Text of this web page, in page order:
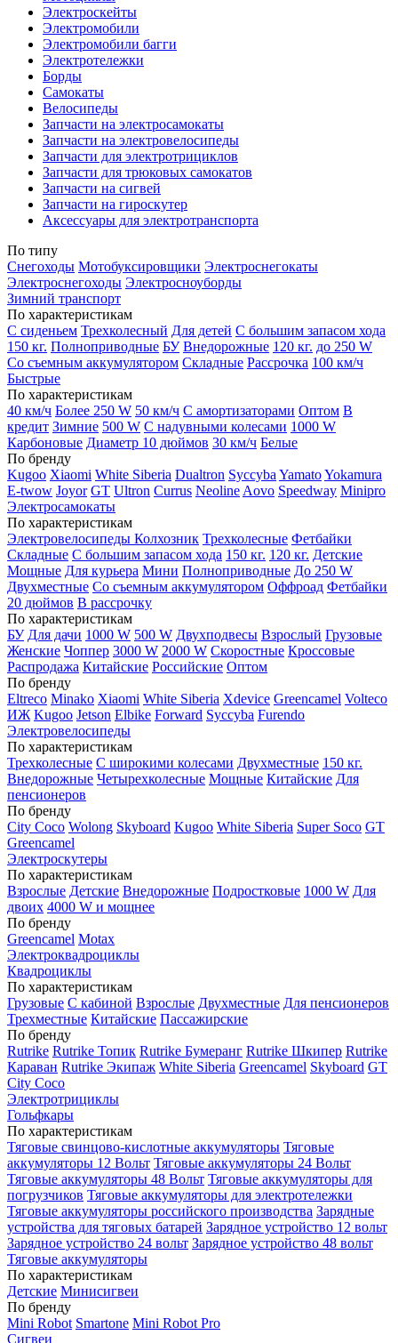
Электроскейты
Электромобили
Электромобили багги
Электротележки
Борды
Самокаты
Велосипеды
Запчасти на электросамокаты
Запчасти на электровелосипеды
Запчасти для электротрициклов
Запчасти для трюковых самокатов
Запчасти на сигвей
Запчасти на гироскутер
Аксессуары для электротранспорта
По типу
Снегоходы Мотобуксировщики Электроснегокаты
Электроснегоходы Электросноуборды
Зимний транспорт
По характеристикам
С сиденьем Трехколесный Для детей С большим запасом хода
150 кг. Полноприводные БУ Внедорожные 120 кг. до 250 W
Со съемным аккумулятором Складные Рассрочка 100 км/ч
Быстрые
По характеристикам
40 км/ч Более 250 W 50 км/ч С амортизаторами Оптом В
кредит Зимние 500 W С надувными колесами 1000 W
Карбоновые Диаметр 10 дюймов 30 км/ч Белые
По бренду
Kugoo Xiaomi White Siberia Dualtron Syccyba YamatoYokamura
E-twow Joyor GT Ultron Currus Neoline Aovo Speedway Minipro
Электросамокаты
По характеристикам
Электровелосипеды Колхозник Трехколесные Фетбайки
Складные С большим запасом хода 150 кг. 120 кг. Детские
Мощные Для курьера Мини Полноприводные До 250 W
Двухместные Со съемным аккумулятором Оффроад Фетбайки
20 дюймов В рассрочку
По характеристикам
БУ Для дачи 1000 W 500 W Двухподвесы Взрослый Грузовые
Женские Чоппер 3000 W 2000 W Скоростные Кроссовые
Распродажа Китайские Российские Оптом
По бренду
Eltreco Minako Xiaomi White Siberia Xdevice Greencamel Volteco
ИЖ Kugoo Jetson Elbike Forward Syccyba Furendo
Электровелосипеды
По характеристикам
Трехколесные С широкими колесами Двухместные 150 кг.
Внедорожные Четырехколесные Мощные Китайские Для
пенсионеров
По бренду
City Coco Wolong Skyboard Kugoo White Siberia Super Soco GT
Greencamel
Электроскутеры
По характеристикам
Взрослые Детские Внедорожные Подростковые 1000 W Для
двоих 4000 W и мощнее
По бренду
Greencamel Motax
Электроквадроциклы
Квадроциклы
По характеристикам
Грузовые С кабиной Взрослые Двухместные Для пенсионеров
Трехместные Китайские Пассажирские
По бренду
Rutrike Rutrike Топик Rutrike Бумеранг Rutrike Шкипер Rutrike
Караван Rutrike Экипаж White Siberia Greencamel Skyboard GT
City Coco
Электротрициклы
Гольфкары
По характеристикам
Тяговые свинцово-кислотные аккумуляторы Тяговые
аккумуляторы 12 Вольт Тяговые аккумуляторы 24 Вольт
Тяговые аккумуляторы 48 Вольт Тяговые аккумуляторы для
погрузчиков Тяговые аккумуляторы для электротележки
Тяговые аккумуляторы российского производства Зарядные
устройства для тяговых батарей Зарядное устройство 12 вольт
Зарядное устройство 24 вольт Зарядное устройство 48 вольт
Тяговые аккумуляторы
По характеристикам
Детские Минисигвеи
По бренду
Mini Robot Smartone Mini Robot Pro
Сигвеи